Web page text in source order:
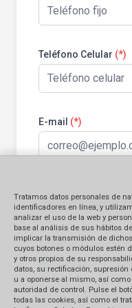
Teléfono Celular (*)
E-mail (*)
Información
Identificación del
Producto
Monto Reclamado
Tratamos datos personales de
identificadores en línea, y
analizar el uso de la web y
base al análisis de sus hábitos
implicar la transmisión de
cuyos botones o módulos estén
y otros propios de su
datos, su rectificación,
u a oponerse al mismo, así
autoridad de control. Pulse el
todas las cookies, así como el